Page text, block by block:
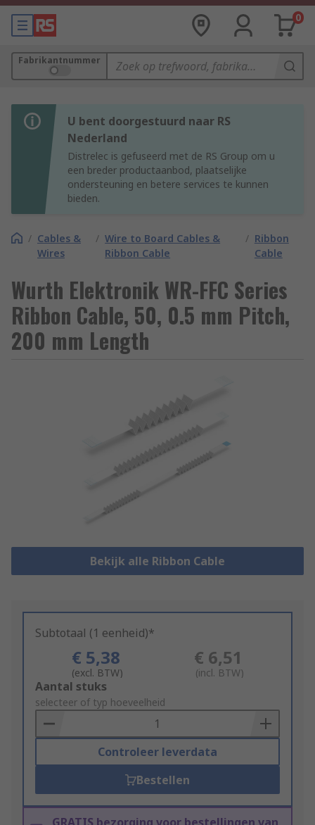
0
Fabrikantnummer
U bent doorgestuurd naar RS
Nederland
Distrelec is gefuseerd met de RS Group om u
een breder productaanbod, plaatselijke
ondersteuning en betere services te kunnen
bieden.
/ Cables &
Wires
/ Wire to Board Cables &
Ribbon Cable
/ Ribbon
Cable
Wurth Elektronik WR-FFC Series
Ribbon Cable, 50, 0.5 mm Pitch,
200 mm Length
Bekijk alle Ribbon Cable
Subtotaal (1 eenheid)*
€ 5,38
(excl. BTW)
€ 6,51
(incl. BTW)
Add
to
Basket
Aantal stuks
selecteer of typ hoeveelheid
Controleer leverdata
Bestellen